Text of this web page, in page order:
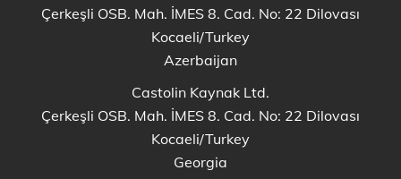
Çerkeşli OSB. Mah. İMES 8. Cad. No: 22 Dilovası
Kocaeli/Turkey
Azerbaijan
Castolin Kaynak Ltd.
Çerkeşli OSB. Mah. İMES 8. Cad. No: 22 Dilovası
Kocaeli/Turkey
Georgia